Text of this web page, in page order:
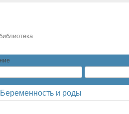
Беременность и роды